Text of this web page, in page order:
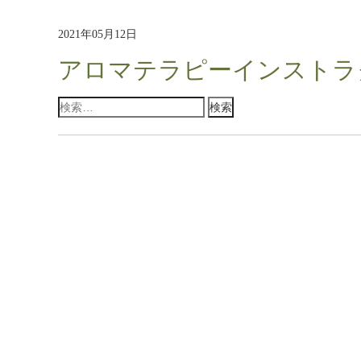
2021年05月12日
アロマテラピーインスト
検